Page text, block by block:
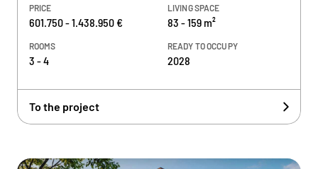
PRICE
601.750 - 1.438.950 €
LIVING SPACE
83 - 159 m²
ROOMS
3 - 4
READY TO OCCUPY
2028
To the project